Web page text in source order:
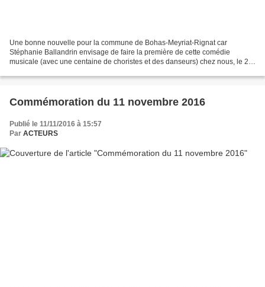
Une bonne nouvelle pour la commune de Bohas-Meyriat-Rignat car
Stéphanie Ballandrin envisage de faire la première de cette comédie
musicale (avec une centaine de choristes et des danseurs) chez nous, le 28
Commémoration du 11 novembre 2016
Publié le 11/11/2016 à 15:57
Par ACTEURS